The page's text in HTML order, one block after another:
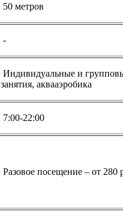
50 метров
-
Индивидуальные и
занятия, аквааэробика
7:00-22:00
Разовое посещение – от 280